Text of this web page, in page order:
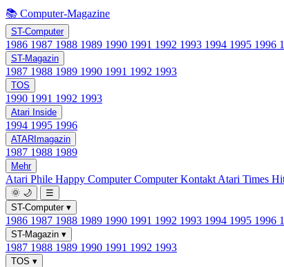
📚 Computer-Magazine
ST-Computer
1986 1987 1988 1989 1990 1991 1992 1993 1994 1995 1996
ST-Magazin
1987 1988 1989 1990 1991 1992 1993
TOS
1990 1991 1992 1993
Atari Inside
1994 1995 1996
ATARImagazin
1987 1988 1989
Mehr
Atari Phile Happy ComputerComputer Kontakt Atari Times
🌞 🌙
☰
ST-Computer ▾
1986 1987 1988 1989 1990 1991 1992 1993 1994 1995 1996
ST-Magazin ▾
1987 1988 1989 1990 1991 1992 1993
TOS ▾